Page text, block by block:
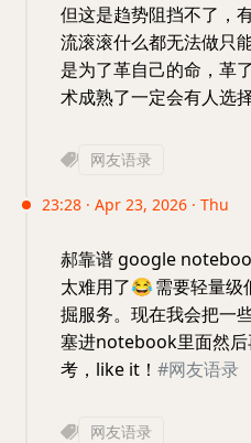
但这是趋势阻挡不了，
流滚滚什么都无法做只
是为了革自己的命，革
术成熟了一定会有人选
网友语录
23:28 · Apr 23, 2026 · Thu
郝靠谱 google
太难用了😂需要轻量级
掘服务。现在我会把一
塞进notebook里面然后
考，like it！ #网友语录
网友语录